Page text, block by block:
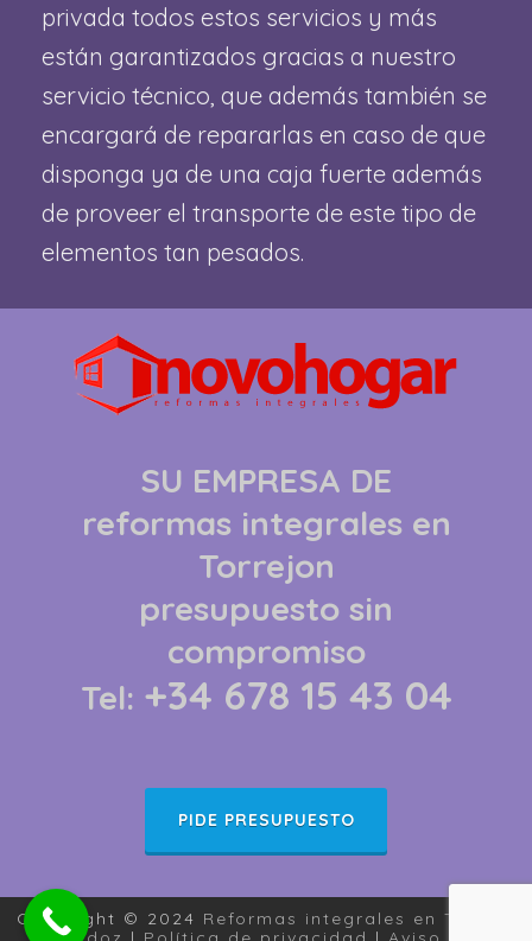
privada todos estos servicios y más
están garantizados gracias a nuestro
servicio técnico, que además también se
encargará de repararlas en caso de que
disponga ya de una caja fuerte además
de proveer el transporte de este tipo de
elementos tan pesados.
SU EMPRESA DE
reformas integrales en
Torrejon
presupuesto sin
compromiso
Tel: +34 678 15 43 04
PIDE PRESUPUESTO
Copyright © 2024 Reformas integrales en Torrejon